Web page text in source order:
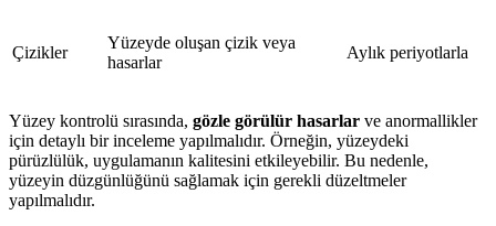
Çizikler
Yüzeyde oluşan çizik veya
hasarlar
Aylık periyotlarla
Yüzey kontrolü sırasında, gözle görülür hasarlar ve anormallikler
için detaylı bir inceleme yapılmalıdır. Örneğin, yüzeydeki
pürüzlülük, uygulamanın kalitesini etkileyebilir. Bu nedenle,
yüzeyin düzgünlüğünü sağlamak için gerekli düzeltmeler
yapılmalıdır.